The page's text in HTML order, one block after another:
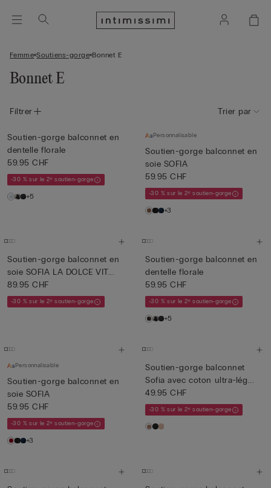
Femme Soutiens-gorge Bonnet E
Bonnet E
Filtrer Trier par
Soutien-gorge balconnet en
dentelle florale
59.95 CHF
-30 % sur le 2ᵉ soutien-gorge
+5
Personnalisable
Soutien-gorge balconnet en
soie SOFIA
59.95 CHF
-30 % sur le 2ᵉ soutien-gorge
+3
Soutien-gorge balconnet en
soie SOFIA LA DOLCE VIT...
89.95 CHF
-30 % sur le 2ᵉ soutien-gorge
Soutien-gorge balconnet en
dentelle florale
59.95 CHF
-30 % sur le 2ᵉ soutien-gorge
+5
Personnalisable
Soutien-gorge balconnet en
soie SOFIA
59.95 CHF
-30 % sur le 2ᵉ soutien-gorge
+3
Soutien-gorge balconnet
Sofia avec coton ultra-lég...
49.95 CHF
-30 % sur le 2ᵉ soutien-gorge